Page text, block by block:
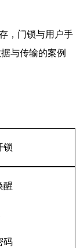
，门锁与用户手
与传输的案例
锁
醒
码